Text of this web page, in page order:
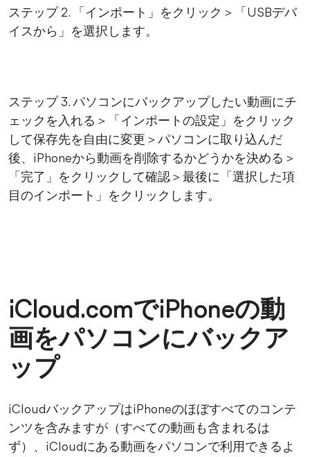
ステップ 2. 「インポート」をクリック＞「USBデバ
イスから」を選択します。
ステップ 3. パソコンにバックアップしたい動画にチ
ェックを入れる＞「インポートの設定」をクリック
して保存先を自由に変更＞パソコンに取り込んだ
後、iPhoneから動画を削除するかどうかを決める＞
「完了」をクリックして確認＞最後に「選択した項
目のインポート」をクリックします。
iCloud.comでiPhoneの動
画をパソコンにバックア
ップ
iCloudバックアップはiPhoneのほぼすべてのコンテ
ンツを含みますが（すべての動画も含まれるは
ず）、iCloudにある動画をパソコンで利用できるよ